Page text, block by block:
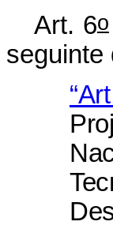
Art. 6o
seguinte